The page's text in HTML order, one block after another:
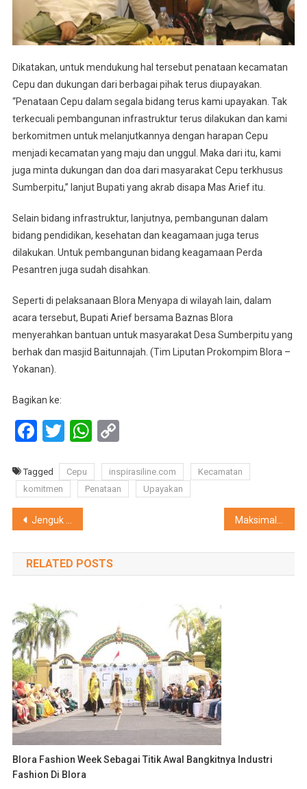
Dikatakan, untuk mendukung hal tersebut penataan kecamatan
Cepu dan dukungan dari berbagai pihak terus diupayakan.
“Penataan Cepu dalam segala bidang terus kami upayakan. Tak
terkecuali pembangunan infrastruktur terus dilakukan dan kami
berkomitmen untuk melanjutkannya dengan harapan Cepu
menjadi kecamatan yang maju dan unggul. Maka dari itu, kami
juga minta dukungan dan doa dari masyarakat Cepu terkhusus
Sumberpitu,” lanjut Bupati yang akrab disapa Mas Arief itu.
Selain bidang infrastruktur, lanjutnya, pembangunan dalam
bidang pendidikan, kesehatan dan keagamaan juga terus
dilakukan. Untuk pembangunan bidang keagamaan Perda
Pesantren juga sudah disahkan.
Seperti di pelaksanaan Blora Menyapa di wilayah lain, dalam
acara tersebut, Bupati Arief bersama Baznas Blora
menyerahkan bantuan untuk masyarakat Desa Sumberpitu yang
berhak dan masjid Baitunnajah. (Tim Liputan Prokompim Blora –
Yokanan).
Bagikan ke:
Facebook
TwitterWhatsApp
Copy
Tagged Cepu inspirasiline.com
Kecamatan
komitmen
Penataan Upayakan
Navigasi
pos
Jenguk Korban Banjir Bandang Jurangjero, Bupati Arief Serahkan Bantuan Maksimalkan Layanan Kesehatan, Pemkab Sragen Segera Bangun Puskesmas Sragen Kota
RELATED POSTS
Blora Fashion Week Sebagai Titik Awal Bangkitnya Industri
Fashion Di Blora